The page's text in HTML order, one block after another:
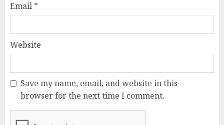
Email *
Website
Save my name, email, and website in this
browser for the next time I comment.